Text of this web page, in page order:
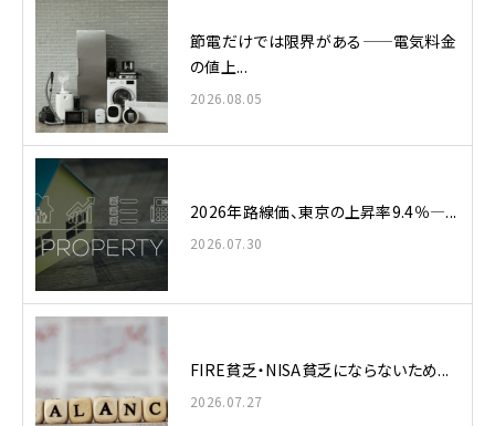
節電だけでは限界がある——電気料金
の値上...
2026.08.05
2026年路線価、東京の上昇率9.4％—...
2026.07.30
FIRE貧乏・NISA貧乏にならないため...
2026.07.27